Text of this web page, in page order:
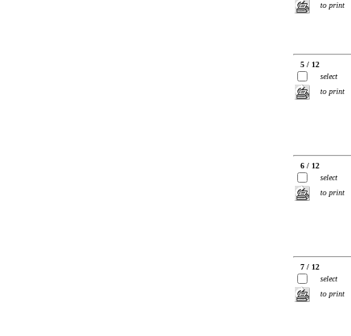
to print
5 / 12
select
to print
6 / 12
select
to print
7 / 12
select
to print